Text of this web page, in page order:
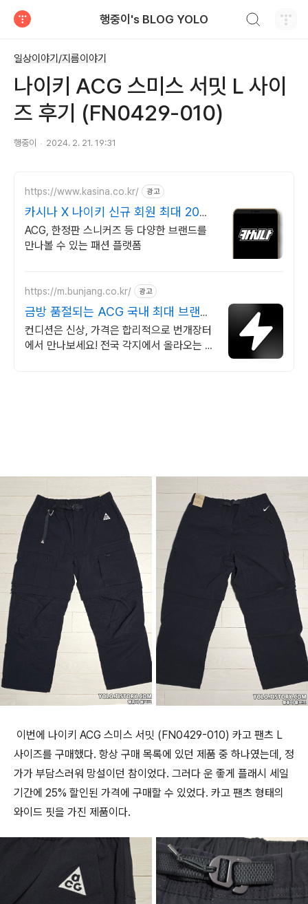
행중이's BLOG YOLO
일상이야기/지름이야기
나이키 ACG 스미스 서밋 L 사이
즈 후기 (FN0429-010)
행중이 2024. 2. 21. 19:31
https://www.kasina.co.kr/ 광고
카시나 X 나이키 신규 회원 최대 20%
할인
ACG, 한정판 스니커즈 등 다양한 브랜드를
만나볼 수 있는 패션 플랫폼
https://m.bunjang.co.kr/ 광고
금방 품절되는 ACG 국내 최대 브랜드
중고거래
컨디션은 신상, 가격은 합리적으로 번개장터
에서 만나보세요! 전국 각지에서 올라오는 전
이번에 나이키 ACG 스미스 서밋 (FN0429-010) 카고 팬츠 L
사이즈를 구매했다. 항상 구매 목록에 있던 제품 중 하나였는데, 정
가가 부담스러워 망설이던 참이었다. 그러다 운 좋게 플래시 세일
기간에 25% 할인된 가격에 구매할 수 있었다. 카고 팬츠 형태의
와이드 핏을 가진 제품이다.